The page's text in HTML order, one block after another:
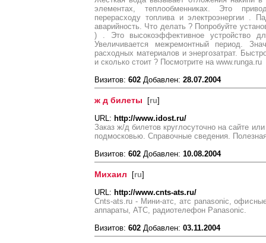
элементах, теплообменниках. Это
перерасходу топлива и электроэнергии .
аварийность. Что делать ? Попробуйте
) . Это высокоэффективное устройство
Увеличивается межремонтный период.
расходных материалов и энергозатрат.
и сколько стоит ? Посмотрите на www.runga.ru
Визитов: 602 Добавлен: 28.07.2004
ж д билеты [ru]
URL: http://www.idost.ru/
Заказ ж/д билетов круглосуточно на сайте
подмосковью. Справочные сведения.
Визитов: 602 Добавлен: 10.08.2004
Михаил [ru]
URL: http://www.cnts-ats.ru/
Cnts-ats.ru - Мини-атс, атс panasonic,
аппараты, АТС, радиотелефон Panasonic.
Визитов: 602 Добавлен: 03.11.2004